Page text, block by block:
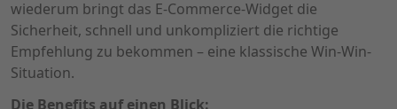
wiederum bringt das E-Commerce-Widget die
Sicherheit, schnell und unkompliziert die richtige
Empfehlung zu bekommen – eine klassische Win-Win-
Situation.
Die Benefits auf einen Blick: